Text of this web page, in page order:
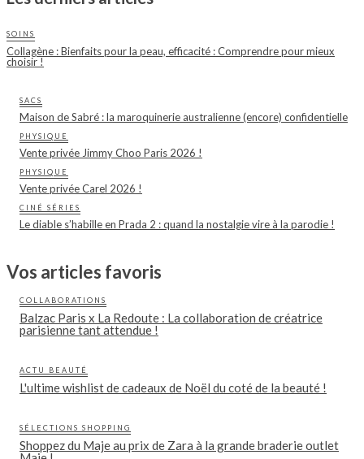
SOINS
Collagène : Bienfaits pour la peau, efficacité : Comprendre pour mieux
choisir !
SACS
Maison de Sabré : la maroquinerie australienne (encore) confidentielle
PHYSIQUE
Vente privée Jimmy Choo Paris 2026 !
PHYSIQUE
Vente privée Carel 2026 !
CINÉ SÉRIES
Le diable s’habille en Prada 2 : quand la nostalgie vire à la parodie !
Vos articles favoris
COLLABORATIONS
Balzac Paris x La Redoute : La collaboration de créatrice
parisienne tant attendue !
ACTU BEAUTÉ
L'ultime wishlist de cadeaux de Noël du coté de la beauté !
SÉLECTIONS SHOPPING
Shoppez du Maje au prix de Zara à la grande braderie outlet